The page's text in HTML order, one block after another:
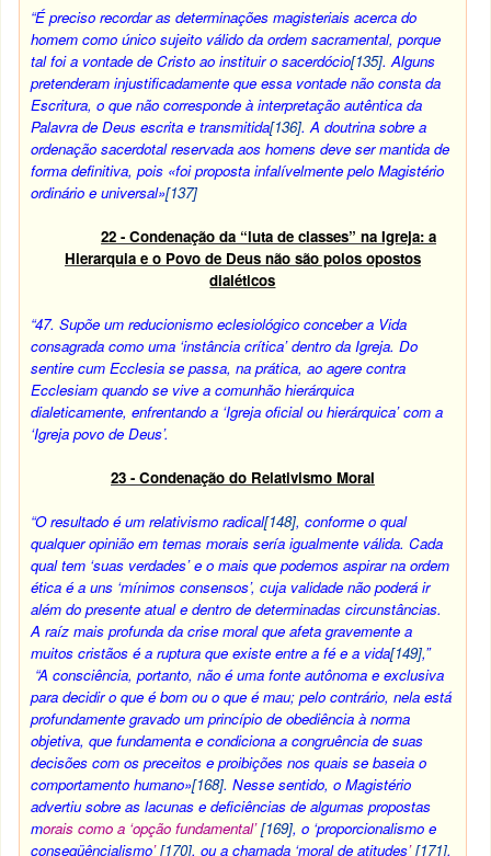
“É preciso recordar as determinações magisteriais acerca do
homem como único sujeito válido da ordem sacramental, porque
tal foi a vontade de Cristo ao instituir o sacerdócio[135]. Alguns
pretenderam injustificadamente que essa vontade não consta da
Escritura, o que não corresponde à interpretação autêntica da
Palavra de Deus escrita e transmitida[136]. A doutrina sobre a
ordenação sacerdotal reservada aos homens deve ser mantida de
forma definitiva, pois «foi proposta infalívelmente pelo Magistério
ordinário e universal»[137]
22 - Condenação da “luta de classes” na Igreja: a
Hierarquia e o Povo de Deus não são polos opostos
dialéticos
“47. Supõe um reducionismo eclesiológico conceber a Vida
consagrada como uma ‘instância crítica’ dentro da Igreja. Do
sentire cum Ecclesia se passa, na prática, ao agere contra
Ecclesiam quando se vive a comunhão hierárquica
dialeticamente, enfrentando a ‘Igreja oficial ou hierárquica’ com a
‘Igreja povo de Deus’.
23 - Condenação do Relativismo Moral
“O resultado é um relativismo radical[148], conforme o qual
qualquer opinião em temas morais sería igualmente válida. Cada
qual tem ‘suas verdades’ e o mais que podemos aspirar na ordem
ética é a uns ‘mínimos consensos’, cuja validade não poderá ir
além do presente atual e dentro de determinadas circunstâncias.
A raíz mais profunda da crise moral que afeta gravemente a
muitos cristãos é a ruptura que existe entre a fé e a vida[149],”
“A consciência, portanto, não é uma fonte autônoma e exclusiva
para decidir o que é bom ou o que é mau; pelo contrário, nela está
profundamente gravado um princípio de obediência à norma
objetiva, que fundamenta e condiciona a congruência de suas
decisões com os preceitos e proibições nos quais se baseia o
comportamento humano»[168]. Nesse sentido, o Magistério
advertiu sobre as lacunas e deficiências de algumas propostas
morais como a ‘opção fundamental’[169], o ‘proporcionalismo e
conseqüêncialismo’[170], ou a chamada ‘moral de atitudes’[171].